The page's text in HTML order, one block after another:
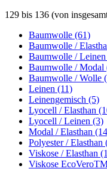
129 bis 136 (von
Baumwolle (61)
Baumwolle /
Baumwolle /
Baumwolle / Modal
Baumwolle / Wolle
Leinen (11)
Leinengemisch (5)
Lyocell / Elasthan
Lyocell / Leinen (3)
Modal / Elasthan
Polyester / Elasthan
Viskose / Elasthan
Viskose